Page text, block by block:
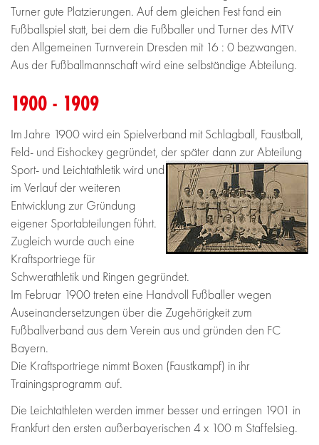
Turner gute Platzierungen. Auf dem gleichen Fest fand ein
Fußballspiel statt, bei dem die Fußballer und Turner des MTV
den Allgemeinen Turnverein Dresden mit 16 : 0 bezwangen.
Aus der Fußballmannschaft wird eine selbständige Abteilung.
1900 - 1909
Im Jahre 1900 wird ein Spielverband mit Schlagball, Faustball,
Feld- und Eishockey gegründet, der später dann zur Abteilung
Sport- und Leichtathletik wird und
im Verlauf der weiteren
Entwicklung zur Gründung
eigener Sportabteilungen führt.
Zugleich wurde auch eine
Kraftsportriege für
Schwerathletik und Ringen gegründet.
Im Februar 1900 treten eine Handvoll Fußballer wegen
Auseinandersetzungen über die Zugehörigkeit zum
Fußballverband aus dem Verein aus und gründen den FC
Bayern.
Die Kraftsportriege nimmt Boxen (Faustkampf) in ihr
Trainingsprogramm auf.
Die Leichtathleten werden immer besser und erringen 1901 in
Frankfurt den ersten außerbayerischen 4 x 100 m Staffelsieg.